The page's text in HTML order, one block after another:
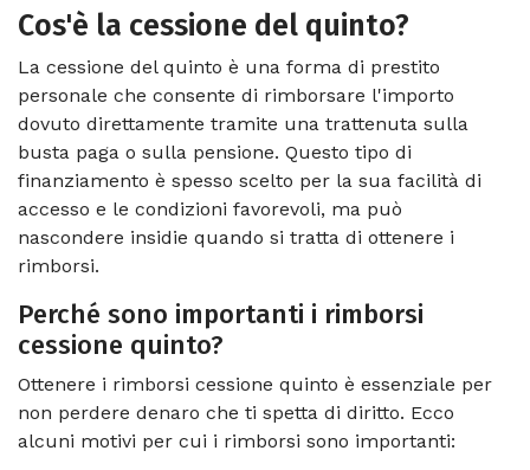
Cos'è la cessione del quinto?
La cessione del quinto è una forma di prestito
personale che consente di rimborsare l'importo
dovuto direttamente tramite una trattenuta sulla
busta paga o sulla pensione. Questo tipo di
finanziamento è spesso scelto per la sua facilità di
accesso e le condizioni favorevoli, ma può
nascondere insidie quando si tratta di ottenere i
rimborsi.
Perché sono importanti i rimborsi
cessione quinto?
Ottenere i rimborsi cessione quinto è essenziale per
non perdere denaro che ti spetta di diritto. Ecco
alcuni motivi per cui i rimborsi sono importanti: